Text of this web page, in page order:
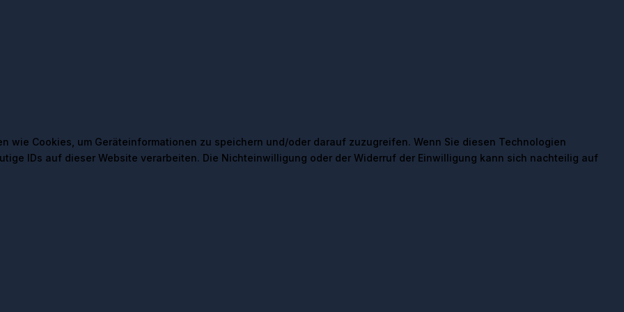
wie Cookies, um Geräteinformationen zu speichern und/oder darauf zuzugreifen. Wenn Sie diesen Technologien
IDs auf dieser Website verarbeiten. Die Nichteinwilligung oder der Widerruf der Einwilligung kann sich nachteilig auf